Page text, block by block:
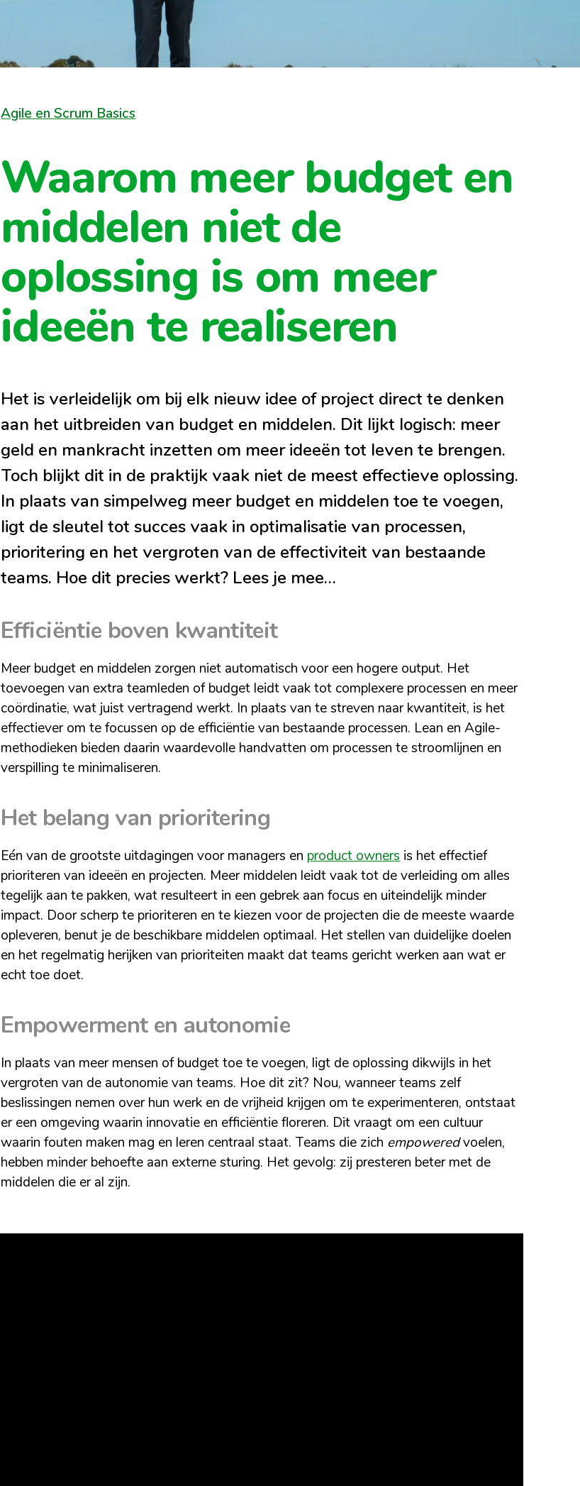
Agile en Scrum Basics
Waarom meer budget en
middelen niet de
oplossing is om meer
ideeën te realiseren
Het is verleidelijk om bij elk nieuw idee of project direct te denken
aan het uitbreiden van budget en middelen. Dit lijkt logisch: meer
geld en mankracht inzetten om meer ideeën tot leven te brengen.
Toch blijkt dit in de praktijk vaak niet de meest effectieve oplossing.
In plaats van simpelweg meer budget en middelen toe te voegen,
ligt de sleutel tot succes vaak in optimalisatie van processen,
prioritering en het vergroten van de effectiviteit van bestaande
teams. Hoe dit precies werkt? Lees je mee…
Efficiëntie boven kwantiteit
Meer budget en middelen zorgen niet automatisch voor een hogere output. Het
toevoegen van extra teamleden of budget leidt vaak tot complexere processen en meer
coördinatie, wat juist vertragend werkt. In plaats van te streven naar kwantiteit, is het
effectiever om te focussen op de efficiëntie van bestaande processen. Lean en Agile-
methodieken bieden daarin waardevolle handvatten om processen te stroomlijnen en
verspilling te minimaliseren.
Het belang van prioritering
Eén van de grootste uitdagingen voor managers en product ownersis het effectief
prioriteren van ideeën en projecten. Meer middelen leidt vaak tot de verleiding om alles
tegelijk aan te pakken, wat resulteert in een gebrek aan focus en uiteindelijk minder
impact. Door scherp te prioriteren en te kiezen voor de projecten die de meeste waarde
opleveren, benut je de beschikbare middelen optimaal. Het stellen van duidelijke doelen
en het regelmatig herijken van prioriteiten maakt dat teams gericht werken aan wat er
echt toe doet.
Empowerment en autonomie
In plaats van meer mensen of budget toe te voegen, ligt de oplossing dikwijls in het
vergroten van de autonomie van teams. Hoe dit zit? Nou, wanneer teams zelf
beslissingen nemen over hun werk en de vrijheid krijgen om te experimenteren, ontstaat
er een omgeving waarin innovatie en efficiëntie floreren. Dit vraagt om een cultuur
waarin fouten maken mag en leren centraal staat. Teams die zich empoweredvoelen,
hebben minder behoefte aan externe sturing. Het gevolg: zij presteren beter met de
middelen die er al zijn.